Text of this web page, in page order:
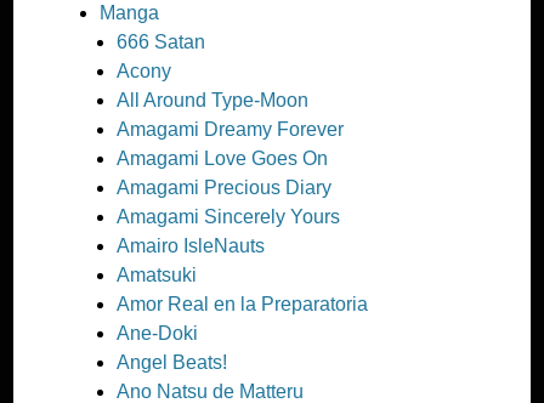
Manga
666 Satan
Acony
All Around Type-Moon
Amagami Dreamy Forever
Amagami Love Goes On
Amagami Precious Diary
Amagami Sincerely Yours
Amairo IsleNauts
Amatsuki
Amor Real en la Preparatoria
Ane-Doki
Angel Beats!
Ano Natsu de Matteru